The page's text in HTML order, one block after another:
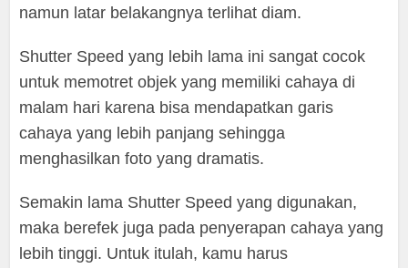
namun latar belakangnya terlihat diam.
Shutter Speed yang lebih lama ini sangat cocok
untuk memotret objek yang memiliki cahaya di
malam hari karena bisa mendapatkan garis
cahaya yang lebih panjang sehingga
menghasilkan foto yang dramatis.
Semakin lama Shutter Speed yang digunakan,
maka berefek juga pada penyerapan cahaya yang
lebih tinggi. Untuk itulah, kamu harus